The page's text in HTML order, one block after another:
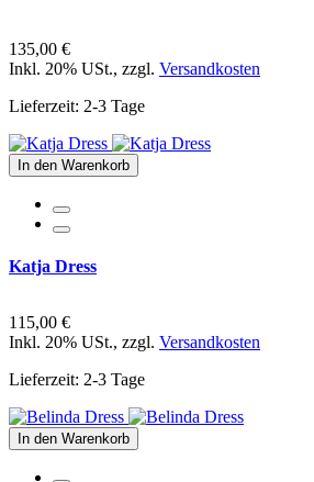
135,00 €
Inkl. 20% USt., zzgl. Versandkosten
Lieferzeit: 2-3 Tage
In den Warenkorb
Katja Dress
115,00 €
Inkl. 20% USt., zzgl. Versandkosten
Lieferzeit: 2-3 Tage
In den Warenkorb